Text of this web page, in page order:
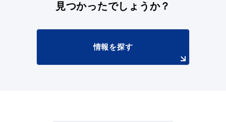
申請書
見つかったでしょうか？
情報を探す